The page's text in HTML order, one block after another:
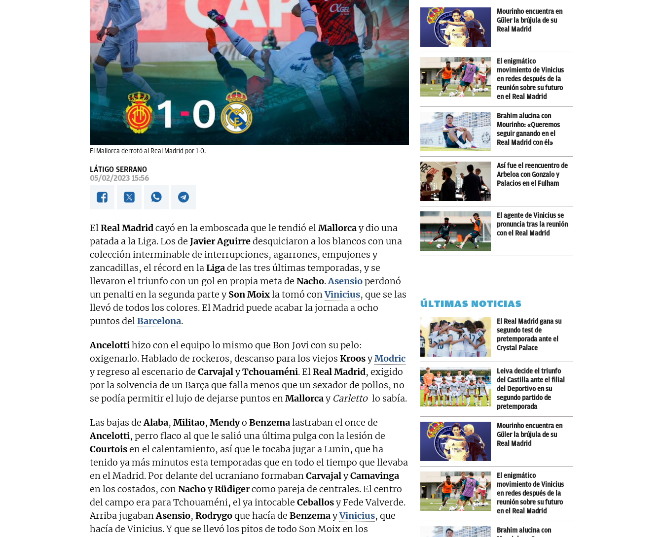
El Mallorca derrotó al Real Madrid por 1-0.
LÁTIGO SERRANO
05/02/2023 15:56
ElReal Madridcayó en la emboscada que le tendió elMallorcay dio una
patada a la Liga. Los de Javier Aguirredesquiciaron a los blancos con una
colección interminable de interrupciones, agarrones, empujones y
zancadillas, el récord en laLigade las tres últimas temporadas, y se
llevaron el triunfo con un gol en propia meta de Nacho.Asensioperdonó
un penalti en la segunda parte ySon Moixla tomó conVinicius, que se las
llevó de todos los colores. El Madrid puede acabar la jornada a ocho
puntos delBarcelona.
Ancelottihizo con el equipo lo mismo que Bon Jovi con su pelo:
oxigenarlo. Hablado de rockeros, descanso para los viejos KroosyModric
y regreso al escenario de CarvajalyTchouaméni. ElReal Madrid, exigido
por la solvencia de un Barça que falla menos que un sexador de pollos, no
se podía permitir el lujo de dejarse puntos enMallorcay Carletto lo sabía.
Las bajas deAlaba, Militao, Mendyo Benzemalastraban el once de
Ancelotti, perro flaco al que le salió una última pulga con la lesión de
Courtoisen el calentamiento, así que le tocaba jugar a Lunin, que ha
tenido ya más minutos esta temporadas que en todo el tiempo que llevaba
en el Madrid. Por delante del ucraniano formabanCarvajalyCamavinga
en los costados, conNachoyRüdigercomo pareja de centrales. El centro
del campo era para Tchouaméni, el ya intocable Ceballosy Fede Valverde.
Arriba jugabanAsensio, Rodrygoque hacía de BenzemayVinicius, que
hacía de Vinicius. Y que se llevó los pitos de todo Son Moix en los
Mourinho encuentra en
Güler la brújula de su
Real Madrid
El enigmático
movimiento de Vinicius
en redes después de la
reunión sobre su futuro
en el Real Madrid
Brahim alucina con
Mourinho: «Queremos
seguir ganando en el
Real Madrid con él»
Así fue el reencuentro de
Arbeloa con Gonzalo y
Palacios en el Fulham
El agente de Vinicius se
pronuncia tras la reunión
con el Real Madrid
ÚLTIMAS NOTICIAS
El Real Madrid gana su
segundo test de
pretemporada ante el
Crystal Palace
Leiva decide el triunfo
del Castilla ante el filial
del Deportivo en su
segundo partido de
pretemporada
Mourinho encuentra en
Güler la brújula de su
Real Madrid
El enigmático
movimiento de Vinicius
en redes después de la
reunión sobre su futuro
en el Real Madrid
Brahim alucina con